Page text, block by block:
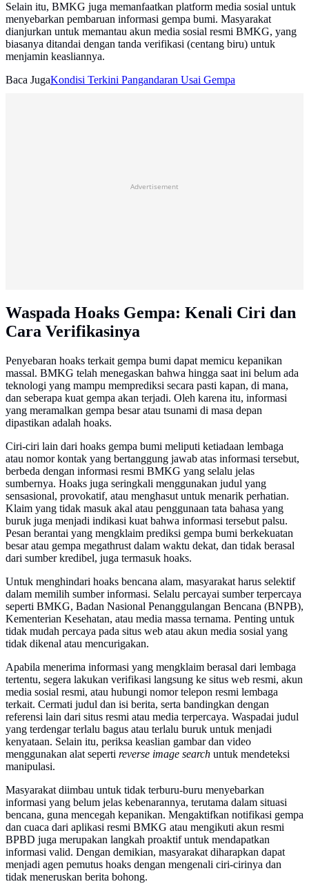
Selain itu, BMKG juga memanfaatkan platform media sosial untuk
menyebarkan pembaruan informasi gempa bumi. Masyarakat
dianjurkan untuk memantau akun media sosial resmi BMKG, yang
biasanya ditandai dengan tanda verifikasi (centang biru) untuk
menjamin keasliannya.
Baca JugaKondisi Terkini Pangandaran Usai Gempa
Advertisement
Waspada Hoaks Gempa: Kenali Ciri dan
Cara Verifikasinya
Penyebaran hoaks terkait gempa bumi dapat memicu kepanikan
massal. BMKG telah menegaskan bahwa hingga saat ini belum ada
teknologi yang mampu memprediksi secara pasti kapan, di mana,
dan seberapa kuat gempa akan terjadi. Oleh karena itu, informasi
yang meramalkan gempa besar atau tsunami di masa depan
dipastikan adalah hoaks.
Ciri-ciri lain dari hoaks gempa bumi meliputi ketiadaan lembaga
atau nomor kontak yang bertanggung jawab atas informasi tersebut,
berbeda dengan informasi resmi BMKG yang selalu jelas
sumbernya. Hoaks juga seringkali menggunakan judul yang
sensasional, provokatif, atau menghasut untuk menarik perhatian.
Klaim yang tidak masuk akal atau penggunaan tata bahasa yang
buruk juga menjadi indikasi kuat bahwa informasi tersebut palsu.
Pesan berantai yang mengklaim prediksi gempa bumi berkekuatan
besar atau gempa megathrust dalam waktu dekat, dan tidak berasal
dari sumber kredibel, juga termasuk hoaks.
Untuk menghindari hoaks bencana alam, masyarakat harus selektif
dalam memilih sumber informasi. Selalu percayai sumber terpercaya
seperti BMKG, Badan Nasional Penanggulangan Bencana (BNPB),
Kementerian Kesehatan, atau media massa ternama. Penting untuk
tidak mudah percaya pada situs web atau akun media sosial yang
tidak dikenal atau mencurigakan.
Apabila menerima informasi yang mengklaim berasal dari lembaga
tertentu, segera lakukan verifikasi langsung ke situs web resmi, akun
media sosial resmi, atau hubungi nomor telepon resmi lembaga
terkait. Cermati judul dan isi berita, serta bandingkan dengan
referensi lain dari situs resmi atau media terpercaya. Waspadai judul
yang terdengar terlalu bagus atau terlalu buruk untuk menjadi
kenyataan. Selain itu, periksa keaslian gambar dan video
menggunakan alat seperti reverse image search untuk mendeteksi
manipulasi.
Masyarakat diimbau untuk tidak terburu-buru menyebarkan
informasi yang belum jelas kebenarannya, terutama dalam situasi
bencana, guna mencegah kepanikan. Mengaktifkan notifikasi gempa
dan cuaca dari aplikasi resmi BMKG atau mengikuti akun resmi
BPBD juga merupakan langkah proaktif untuk mendapatkan
informasi valid. Dengan demikian, masyarakat diharapkan dapat
menjadi agen pemutus hoaks dengan mengenali ciri-cirinya dan
tidak meneruskan berita bohong.